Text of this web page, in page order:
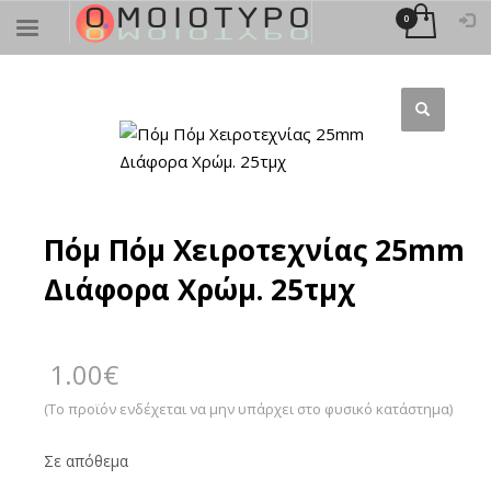
ΑΝΑΖΉΤΗΣΗ
Πόμ Πόμ Χειροτεχνίας 25mm
Διάφορα Χρώμ. 25τμχ
1.00€
(Το προϊόν ενδέχεται να μην υπάρχει στο φυσικό κατάστημα)
Σε απόθεμα